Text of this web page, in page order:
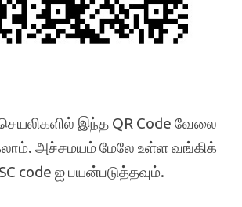
செயலிகளில் இந்த QR Code வேலை
அச்சமயம் மேலே உள்ள வங்கிக்
code ஐ பயன்படுத்தவும்.